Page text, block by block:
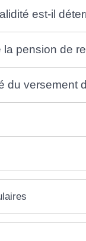
est-il
pension de
du versement